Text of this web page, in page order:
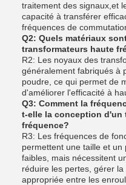
traitement des signaux,et
capacité à transférer
fréquences de
Q2: Quels matériaux
transformateurs haute
R2: Les noyaux des
généralement fabriqués à
poudre, ce qui permet de
d'améliorer l'efficacité à
Q3: Comment la
t-elle la conception d'un
fréquence?
R3: Les fréquences de
permettent une taille et
faibles, mais nécessitent
réduire les pertes, gérer
appropriée entre les